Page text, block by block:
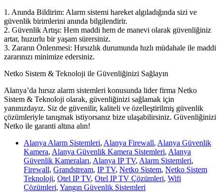
1. Anında Bildirim: Alarm sistemi hareket algıladığında sizi ve
güvenlik birimlerini anında bilgilendirir.
2. Güvenlik Artışı: Hem maddi hem de manevi olarak güvenliğiniz
artar, huzurlu bir yaşam sürersiniz.
3. Zararın Önlenmesi: Hırsızlık durumunda hızlı müdahale ile maddi
zararınızı minimize edersiniz.
Netko Sistem & Teknoloji ile Güvenliğinizi Sağlayın
Alanya’da hırsız alarm sistemleri konusunda lider firma Netko
Sistem & Teknoloji olarak, güvenliğinizi sağlamak için
yanınızdayız. Siz de güvenilir, kaliteli ve özelleştirilmiş güvenlik
çözümleriyle tanışmak istiyorsanız bize ulaşabilirsiniz. Güvenliğinizi
Netko ile garanti altına alın!
Alanya Alarm Sistemleri, Alanya Firewall, Alanya Güvenlik
Kamera, Alanya Güvenlik Kamera Sistemleri, Alanya
Güvenlik Kameraları, Alanya IP TV, Alarm Sistemleri,
Firewall, Grandstream, IP TV, Netko Sistem, Netko Sistem
Teknoloji, Otel IP TV, Otel IP TV Çözümleri, Wifi
Çözümleri, Yangın Güvenlik Sistemleri